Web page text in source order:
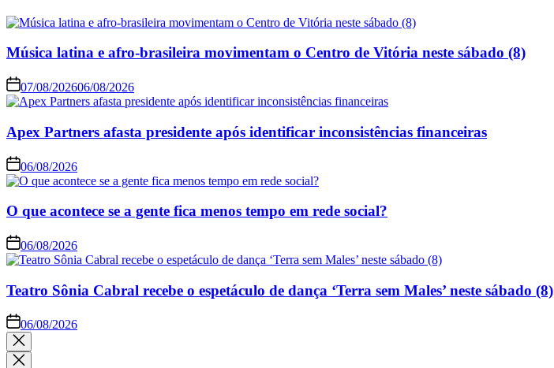
Música latina e afro-brasileira movimentam o Centro de Vitória neste sábado (8)
07/08/202606/08/2026
Apex Partners afasta presidente após identificar inconsistências financeiras
06/08/2026
O que acontece se a gente fica menos tempo em rede social?
06/08/2026
Teatro Sônia Cabral recebe o espetáculo de dança ‘Terra sem Males’ neste sábado (8)
06/08/2026